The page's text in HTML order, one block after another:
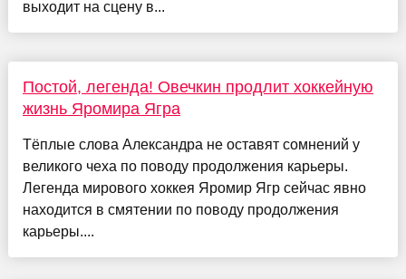
выходит на сцену в...
Постой, легенда! Овечкин продлит хоккейную
жизнь Яромира Ягра
Тёплые слова Александра не оставят сомнений у
великого чеха по поводу продолжения карьеры.
Легенда мирового хоккея Яромир Ягр сейчас явно
находится в смятении по поводу продолжения
карьеры....